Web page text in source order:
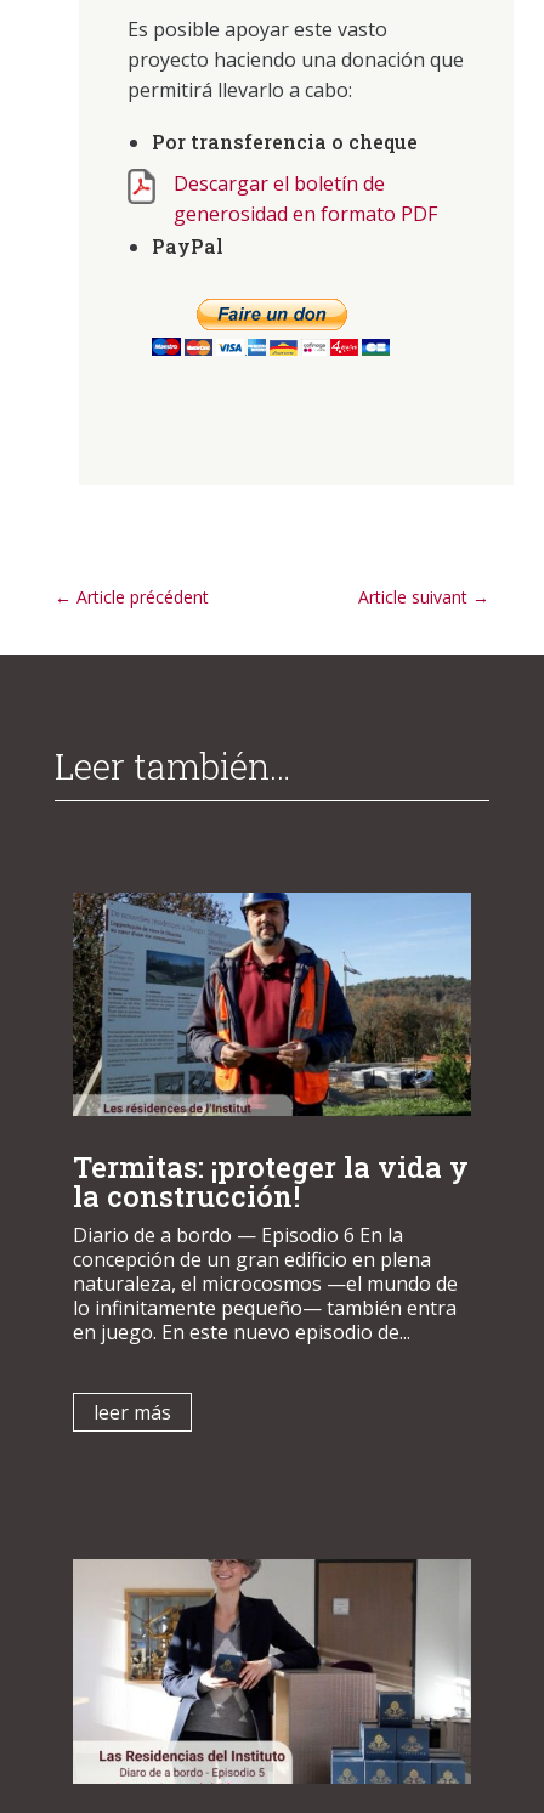
Es posible apoyar este vasto
proyecto haciendo una donación que
permitirá llevarlo a cabo:
Por transferencia o cheque
Descargar el boletín de
generosidad en formato PDF
PayPal
← Article précédent Article suivant →
Leer también…
Termitas: ¡proteger la vida y
la construcción!
Diario de a bordo — Episodio 6 En la
concepción de un gran edificio en plena
naturaleza, el microcosmos —el mundo de
lo infinitamente pequeño— también entra
en juego. En este nuevo episodio de...
leer más